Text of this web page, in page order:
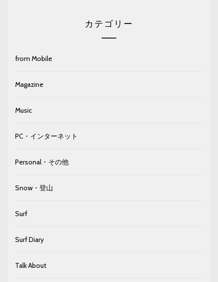
カテゴリー
from Mobile
Magazine
Music
PC・インターネット
Personal・その他
Snow・登山
Surf
Surf Diary
Talk About